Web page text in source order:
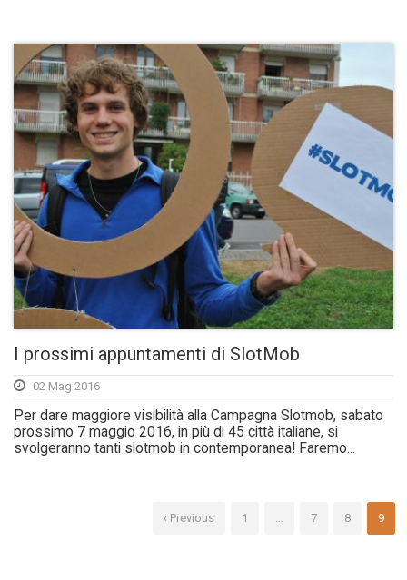
I prossimi appuntamenti di SlotMob
02 Mag 2016
Per dare maggiore visibilità alla Campagna Slotmob, sabato
prossimo 7 maggio 2016, in più di 45 città italiane, si
svolgeranno tanti slotmob in contemporanea! Faremo...
‹ Previous 1 7 8 9